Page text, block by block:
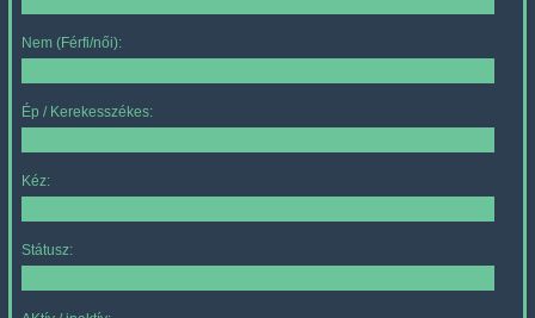
Nem (Férfi/női):
Ép / Kerekesszékes:
Kéz:
Státusz: